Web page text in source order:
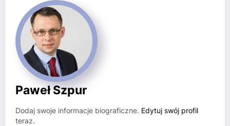
Paweł Szpur
Dodaj swoje informacje biograficzne. Edytuj swój profil
teraz.